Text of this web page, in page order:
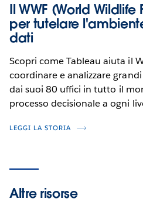
Il WWF (World
per tutelare
dati
Scopri come Tableau aiuta il
coordinare e analizzare
dai suoi 80 uffici in tutto il
processo decisionale a ogni
LEGGI LA STORIA
Altrerisorse